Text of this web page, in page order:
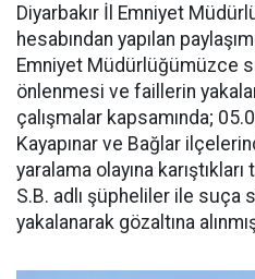
Diyarbakır İl Emniyet
hesabından yapılan
Emniyet Müdürlüğümüzce
önlenmesi ve faillerin
çalışmalar kapsamında;
Kayapınar ve Bağlar
yaralama olayına
S.B. adlı şüpheliler ile suça
yakalanarak gözaltına